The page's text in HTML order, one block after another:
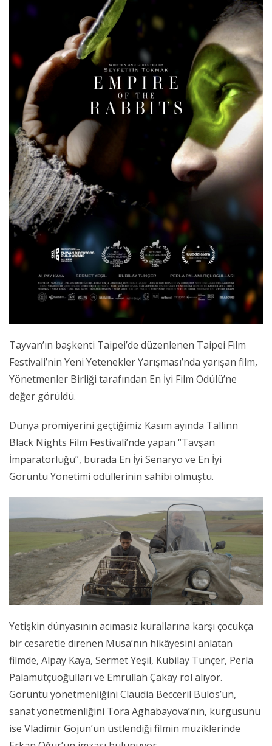
Tayvan’ın başkenti Taipei’de düzenlenen Taipei Film
Festivali’nin Yeni Yetenekler Yarışması’nda yarışan film,
Yönetmenler Birliği tarafından En İyi Film Ödülü’ne
değer görüldü.
Dünya prömiyerini geçtiğimiz Kasım ayında Tallinn
Black Nights Film Festivali’nde yapan “Tavşan
İmparatorluğu”, burada En İyi Senaryo ve En İyi
Görüntü Yönetimi ödüllerinin sahibi olmuştu.
Yetişkin dünyasının acımasız kurallarına karşı çocukça
bir cesaretle direnen Musa’nın hikâyesini anlatan
filmde, Alpay Kaya, Sermet Yeşil, Kubilay Tunçer, Perla
Palamutçuoğulları ve Emrullah Çakay rol alıyor.
Görüntü yönetmenliğini Claudia Becceril Bulos’un,
sanat yönetmenliğini Tora Aghabayova’nın, kurgusunu
ise Vladimir Gojun’un üstlendiği filmin müziklerinde